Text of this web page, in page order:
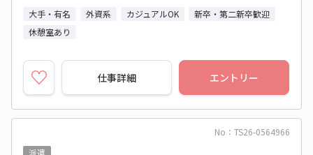
大手・有名 外資系 カジュアルOK
新卒・第二新卒歓迎
休憩室あり
仕事詳細 エントリー
No：TS26-0564966
派遣